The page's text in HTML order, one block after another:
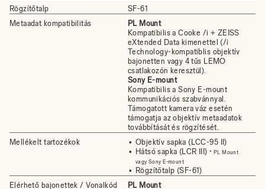
Rögzítőtalp
SF-61
Metaadat kompatibilitás
PL Mount
Kompatibilis a Cooke /i + ZEISS
eXtended Data kimenettel (/i
Technology-kompatiblis objektív
bajonetten vagy 4 tűs LEMO
csatlakozón keresztül).
Sony E-mount
Kompatibilis a Sony E-mount
kommunikációs szabvánnyal.
Támogatott kamera váz esetén
támogatja az objektív metaadatok
továbbítását és rögzítését.
Mellékelt tartozékok
Objektív sapka (LCC-95 II)
Hátsó sapka (LCR III)* PL Mount
vagy Sony E-mount
Rögzítőtalp (SF-61)
Elérhető bajonettek / Vonalkód
PL Mount